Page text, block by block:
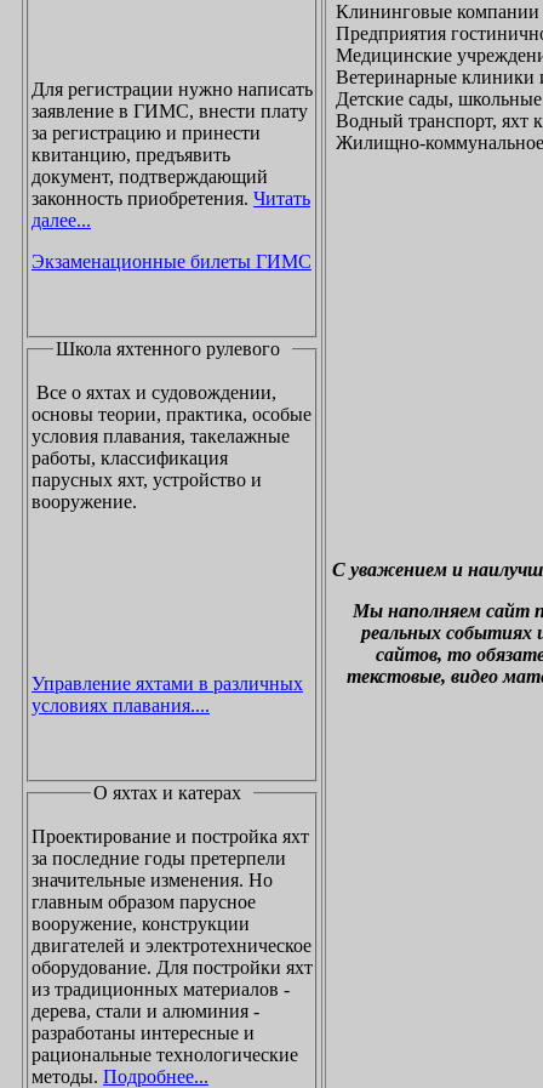
Для регистрации нужно написать
заявление в ГИМС, внести плату
за регистрацию и принести
квитанцию, предъявить
документ, подтверждающий
законность приобретения. Читать
далее...
Экзаменационные билеты ГИМС
Школа яхтенного рулевого
Все о яхтах и судовождении,
основы теории, практика, особые
условия плавания, такелажные
работы, классификация
парусных яхт, устройство и
вооружение.
Управление яхтами в различных
условиях плавания....
О яхтах и катерах
Проектирование и постройка яхт
за последние годы претерпели
значительные изменения. Но
главным образом парусное
вооружение, конструкции
двигателей и электротехническое
оборудование. Для постройки яхт
из традиционных материалов -
дерева, стали и алюминия -
разработаны интересные и
рациональные технологические
методы. Подробнее...
Клининговые компании
Предприятия
Медицинские
Ветеринарные клиники
Детские сады,
Водный транспорт,
Жилищно-коммунальное
С уважением и
Мы наполняем сайт
реальных событиях
сайтов, то
текстовые, видео